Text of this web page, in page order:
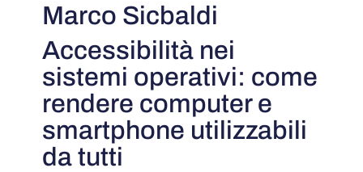
Marco Sicbaldi
Accessibilità nei
sistemi operativi: come
rendere computer e
smartphone utilizzabili
da tutti